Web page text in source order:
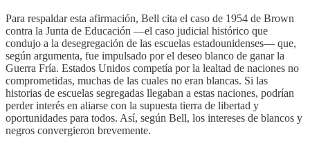
Para respaldar esta afirmación, Bell cita el caso de 1954 de Brown
contra la Junta de Educación —el caso judicial histórico que
condujo a la desegregación de las escuelas estadounidenses— que,
según argumenta, fue impulsado por el deseo blanco de ganar la
Guerra Fría. Estados Unidos competía por la lealtad de naciones no
comprometidas, muchas de las cuales no eran blancas. Si las
historias de escuelas segregadas llegaban a estas naciones, podrían
perder interés en aliarse con la supuesta tierra de libertad y
oportunidades para todos. Así, según Bell, los intereses de blancos y
negros convergieron brevemente.